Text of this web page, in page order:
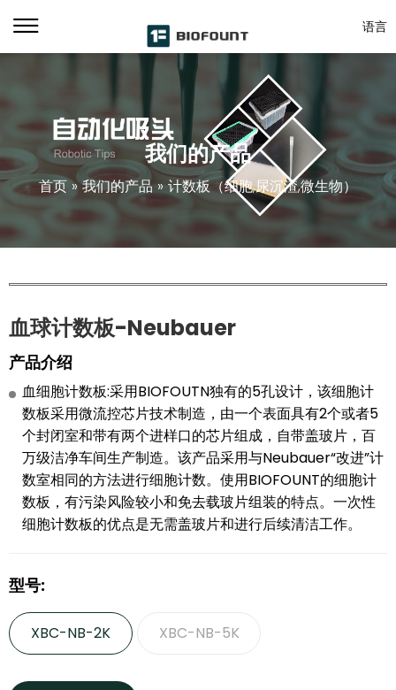
语言
我们的产品
首页 » 我们的产品 » 计数板（细胞,尿沉渣,微生物）
血球计数板-Neubauer
产品介绍
血细胞计数板:采用BIOFOUTN独有的5孔设计，该细胞计
数板采用微流控芯片技术制造，由一个表面具有2个或者5
个封闭室和带有两个进样口的芯片组成，自带盖玻片，百
万级洁净车间生产制造。该产品采用与Neubauer“改进”计
数室相同的方法进行细胞计数。使用BIOFOUNT的细胞计
数板，有污染风险较小和免去载玻片组装的特点。一次性
细胞计数板的优点是无需盖玻片和进行后续清洁工作。
型号:
XBC-NB-2K XBC-NB-5K